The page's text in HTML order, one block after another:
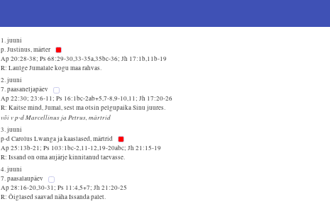
1. juuni
p. Justinus, märter
Ap 20:28-38; Ps 68:29-30,33-35a,35bc-36; Jh 17:1b,11b-19
R: Laulge Jumalale kogu maa rahvas.
2. juuni
7. paasaneljapäev
Ap 22:30; 23:6-11; Ps 16:1bc-2ab+5,7-8,9-10,11; Jh 17:20-26
R: Kaitse mind, Jumal, sest ma otsin pelgupaika Sinu juures.
või v p-d Marcellinus ja Petrus, märtrid
3. juuni
p-d Carolus Lwanga ja kaaslased, märtrid
Ap 25:13b-21; Ps 103:1bc-2,11-12,19-20abc; Jh 21:15-19
R: Issand on oma aujärje kinnitanud taevasse.
4. juuni
7. paasalaupäev
Ap 28:16-20,30-31; Ps 11:4,5+7; Jh 21:20-25
R: Õiglased saavad näha Issanda palet.